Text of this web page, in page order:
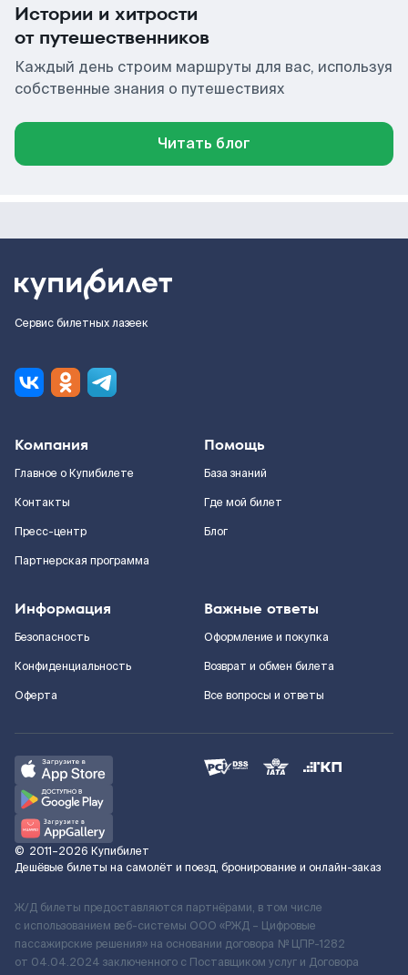
Истории и хитрости
от путешественников
Каждый день строим маршруты для вас, используя
собственные знания о путешествиях
Читать блог
Сервис билетных лазеек
Компания
Главное о Купибилете
Контакты
Пресс-центр
Партнерская программа
Помощь
База знаний
Где мой билет
Блог
Информация
Безопасность
Конфиденциальность
Оферта
Важные ответы
Оформление и покупка
Возврат и обмен билета
Все вопросы и ответы
© 2011–2026 Купибилет
Дешёвые билеты на самолёт и поезд, бронирование и онлайн-заказ
Ж/Д билеты предоставляются партнёрами, в том числе
с использованием веб-системы ООО «РЖД – Цифровые
пассажирские решения» на основании договора № ЦПР-1282
от 04.04.2024 заключенного с Поставщиком услуг и Договора